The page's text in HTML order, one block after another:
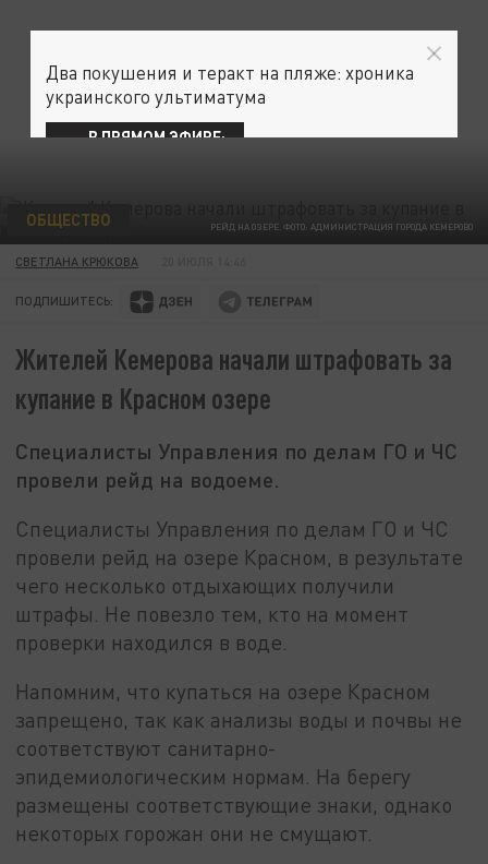
РЕЙД НА ОЗЕРЕ. ФОТО: АДМИНИСТРАЦИЯ ГОРОДА КЕМЕРОВО
ОБЩЕСТВО
СВЕТЛАНА КРЮКОВА
ПОДПИШИТЕСЬ:
Жителей Кемерова начали штрафовать за
купание в Красном озере
Специалисты Управления по делам ГО и ЧС
провели рейд на водоеме.
Специалисты Управления по делам ГО и ЧС
провели рейд на озере Красном, в результате
чего несколько отдыхающих получили
штрафы. Не повезло тем, кто на момент
проверки находился в воде.
Напомним, что купаться на озере Красном
запрещено, так как анализы воды и почвы не
соответствуют санитарно-
эпидемиологическим нормам. На берегу
размещены соответствующие знаки, однако
некоторых горожан они не смущают.
Два покушения и теракт на пляже: хроника
украинского ультиматума
В ПРЯМОМ ЭФИРЕ: